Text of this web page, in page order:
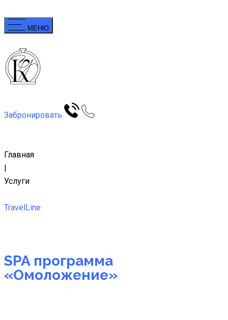
МЕНЮ
Забронировать
Главная
|
Услуги
TravelLine
SPA программа
«Омоложение»